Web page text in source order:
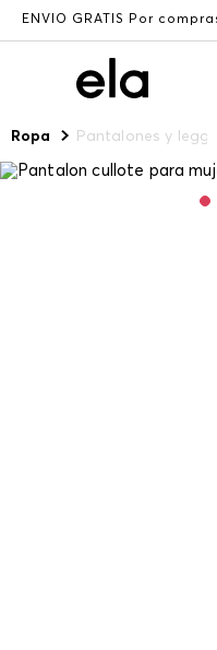
ENVÍO GRATIS Por
Ropa Pantalones y